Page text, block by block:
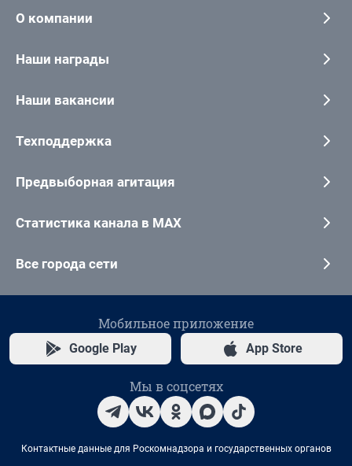
О компании
Наши награды
Наши вакансии
Техподдержка
Предвыборная агитация
Статистика канала в MAX
Все города сети
Мобильное приложение
Google Play App Store
Мы в соцсетях
Контактные данные для Роскомнадзора и государственных органов